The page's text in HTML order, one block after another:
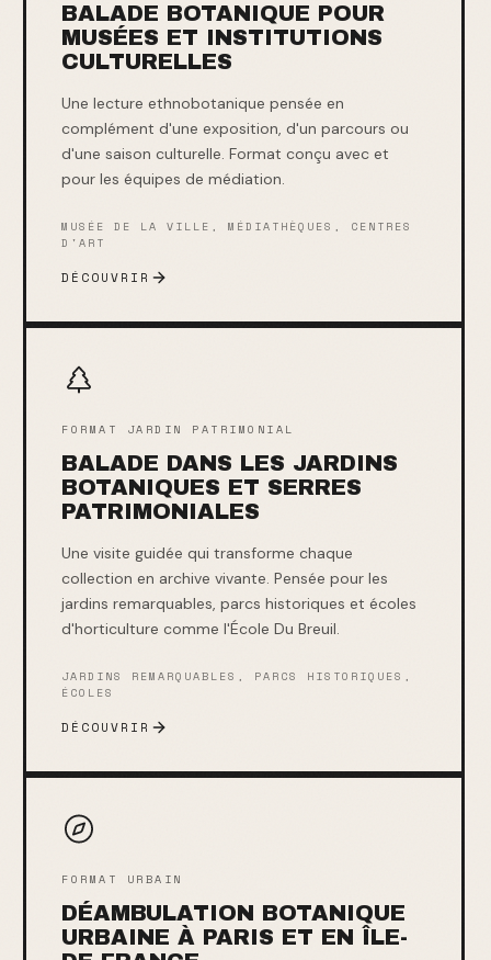
BALADE BOTANIQUE POUR
MUSÉES ET INSTITUTIONS
CULTURELLES
Une lecture ethnobotanique pensée en
complément d'une exposition, d'un parcours ou
d'une saison culturelle. Format conçu avec et
pour les équipes de médiation.
MUSÉE DE LA VILLE, MÉDIATHÈQUES, CENTRES
D'ART
DÉCOUVRIR
FORMAT JARDIN PATRIMONIAL
BALADE DANS LES JARDINS
BOTANIQUES ET SERRES
PATRIMONIALES
Une visite guidée qui transforme chaque
collection en archive vivante. Pensée pour les
jardins remarquables, parcs historiques et écoles
d'horticulture comme l'École Du Breuil.
JARDINS REMARQUABLES, PARCS HISTORIQUES,
ÉCOLES
DÉCOUVRIR
FORMAT URBAIN
DÉAMBULATION BOTANIQUE
URBAINE À PARIS ET EN ÎLE-